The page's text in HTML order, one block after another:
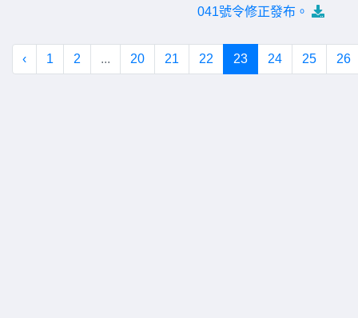
041號令修正發布。
‹ 1 2 ... 20 21 22 23 24 25 26